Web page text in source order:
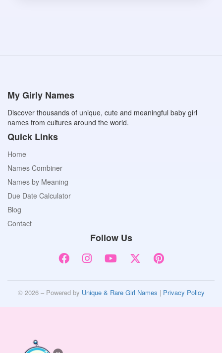
My Girly Names
Discover thousands of unique, cute and meaningful baby girl
names from cultures around the world.
Quick Links
Home
Names Combiner
Names by Meaning
Due Date Calculator
Blog
Contact
Follow Us
© 2026 – Powered by Unique & Rare Girl Names | Privacy Policy